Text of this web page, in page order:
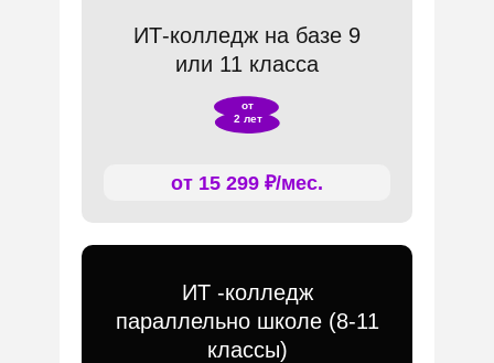
ИТ-колледж на базе 9
или 11 класса
от
2 лет
ИТ -колледж
параллельно школе (8-11
классы)
от 15 299 ₽/мес.